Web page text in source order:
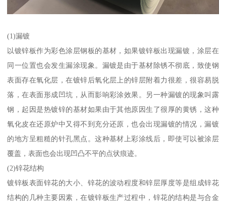
(1)漏镀
以镀锌板作为彩色涂层钢板的基材，如果镀锌板出现漏镀，涂层在
同一位置也会发生漏涂现象。漏镀是由于基材除锈不彻底，致使钢
表面存在氧化层，在镀锌后氧化层上的锌层附着力很差，很容易脱
落，在表面形成凹坑，从而影响彩涂效果。另一种漏镀的现象叫露
钢，起因是热镀锌的基材如果由于其他原因生了很厚的黄锈，这种
氧化皮在还原炉中又得不到充分还原，也会出现漏镀的情况，漏镀
的地方呈粗糙的针孔黑点。这种基材上彩涂线后，即使可以被涂层
覆盖，表面也会出现凹凸不平的点状痕迹。
(2)锌花结构
镀锌板表面锌花的大小、锌花的波动程度和锌层厚度等是组成锌花
结构的几种主要因素，在镀锌板生产过程中，锌花的结构是与合金